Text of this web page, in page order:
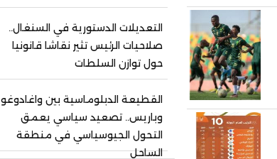
التعديلات الدستورية في السنغال..
صلاحيات الرئيس تثير نقاشا قانونيا
حول توازن السلطات
القطيعة الدبلوماسية بين واغادوغو
وباريس.. تصعيد سياسي يعمق
التحول الجيوسياسي في منطقة
الساحل